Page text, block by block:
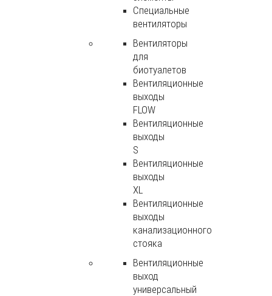
Специальные
вентиляторы
Вентиляторы
для
биотуалетов
Вентиляционные
выходы
FLOW
Вентиляционные
выходы
S
Вентиляционные
выходы
XL
Вентиляционные
выходы
канализационного
стояка
Вентиляционные
выход
универсальный